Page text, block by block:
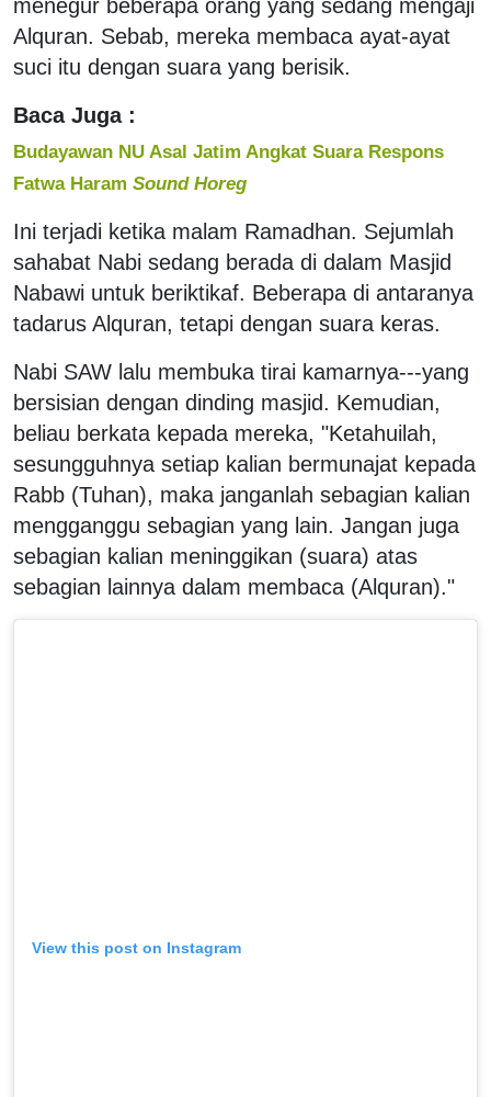
menegur beberapa orang yang sedang mengaji
Alquran. Sebab, mereka membaca ayat-ayat
suci itu dengan suara yang berisik.
Baca Juga :
Budayawan NU Asal Jatim Angkat Suara Respons
Fatwa Haram Sound Horeg
Ini terjadi ketika malam Ramadhan. Sejumlah
sahabat Nabi sedang berada di dalam Masjid
Nabawi untuk beriktikaf. Beberapa di antaranya
tadarus Alquran, tetapi dengan suara keras.
Nabi SAW lalu membuka tirai kamarnya---yang
bersisian dengan dinding masjid. Kemudian,
beliau berkata kepada mereka, "Ketahuilah,
sesungguhnya setiap kalian bermunajat kepada
Rabb (Tuhan), maka janganlah sebagian kalian
mengganggu sebagian yang lain. Jangan juga
sebagian kalian meninggikan (suara) atas
sebagian lainnya dalam membaca (Alquran)."
View this post on Instagram